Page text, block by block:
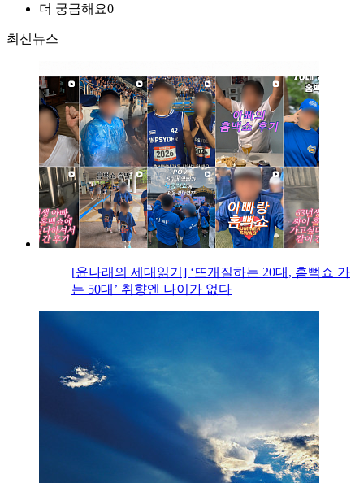
더 궁금해요0
최신뉴스
[윤나래의 세대읽기] ‘뜨개질하는 20대, 흠뻑쇼 가
는 50대’ 취향엔 나이가 없다